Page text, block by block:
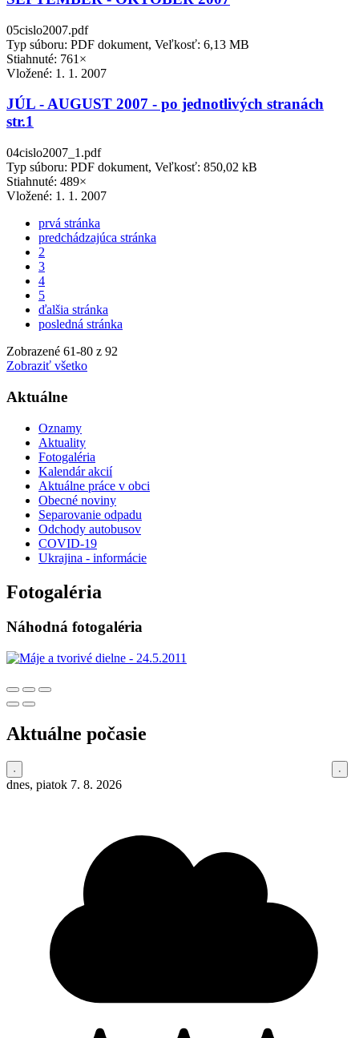
05cislo2007.pdf
Typ súboru: PDF dokument, Veľkosť: 6,13 MB
Stiahnuté: 761×
Vložené: 1. 1. 2007
JÚL - AUGUST 2007 - po jednotlivých stranách
str.1
04cislo2007_1.pdf
Typ súboru: PDF dokument, Veľkosť: 850,02 kB
Stiahnuté: 489×
Vložené: 1. 1. 2007
prvá stránka
predchádzajúca stránka
2
3
4
5
ďalšia stránka
posledná stránka
Zobrazené 61-80 z 92
Zobraziť všetko
Aktuálne
Oznamy
Aktuality
Fotogaléria
Kalendár akcií
Aktuálne práce v obci
Obecné noviny
Separovanie odpadu
Odchody autobusov
COVID-19
Ukrajina - informácie
Fotogaléria
Náhodná fotogaléria
Aktuálne počasie
dnes, piatok 7. 8. 2026